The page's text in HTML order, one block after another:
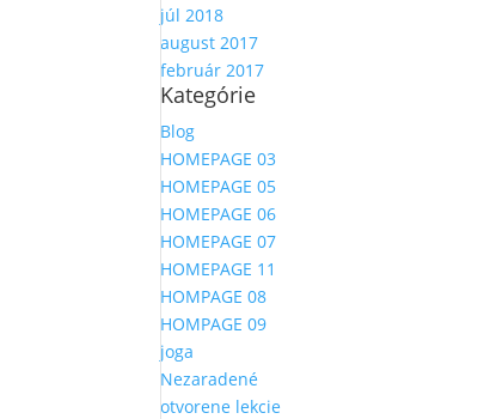
júl 2018
august 2017
február 2017
Kategórie
Blog
HOMEPAGE 03
HOMEPAGE 05
HOMEPAGE 06
HOMEPAGE 07
HOMEPAGE 11
HOMPAGE 08
HOMPAGE 09
joga
Nezaradené
otvorene lekcie